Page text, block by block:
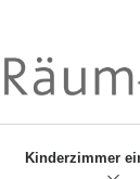
Kinderzimmer